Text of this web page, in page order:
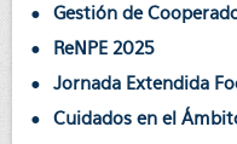
Gestión de
ReNPE 2025
Jornada Extendida
Cuidados en el